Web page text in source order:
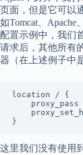
页面，但是它可以
如Tomcat、
配置示例中，我们
请求后，其他所有
器（在上述例子中
location / {
proxy_pass
这里我们没有使用